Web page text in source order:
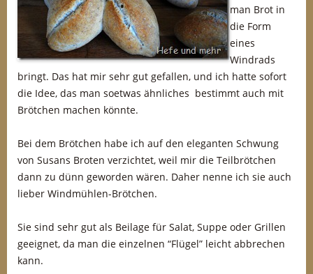
man Brot in
die Form
eines
Windrads
bringt. Das hat mir sehr gut gefallen, und ich hatte sofort
die Idee, das man soetwas ähnliches bestimmt auch mit
Brötchen machen könnte.
Bei dem Brötchen habe ich auf den eleganten Schwung
von Susans Broten verzichtet, weil mir die Teilbrötchen
dann zu dünn geworden wären. Daher nenne ich sie auch
lieber Windmühlen-Brötchen.
Sie sind sehr gut als Beilage für Salat, Suppe oder Grillen
geeignet, da man die einzelnen “Flügel” leicht abbrechen
kann.